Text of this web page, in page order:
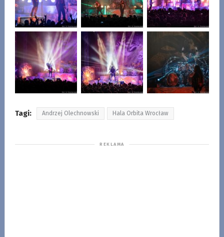
Tagi: Andrzej Olechnowski Hala Orbita Wrocław